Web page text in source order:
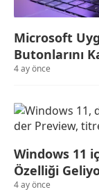
Microsoft
Butonlarını
4 ay önce
Windows 11
Özelliği
4 ay önce